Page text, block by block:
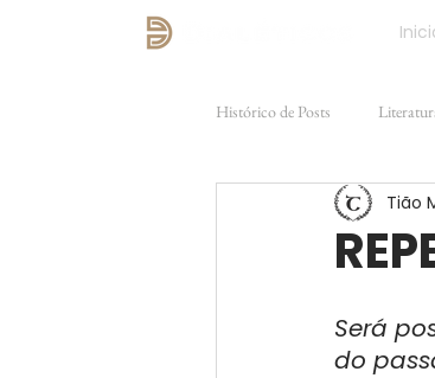
Histórico de Posts
Direito e Justiça Tião
Será
do